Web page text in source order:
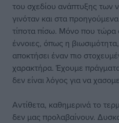
του σχεδίου ανάπτυξης των
γινόταν και στα
τίποτα πίσω. Μόνο που τώρα
έννοιες, όπως η
αποκτήσει έναν πιο
χαρακτήρα. Έχουμε
δεν είναι λόγος για να
Αντίθετα, καθημερινά το
δεν μας προλαβαίνουν.